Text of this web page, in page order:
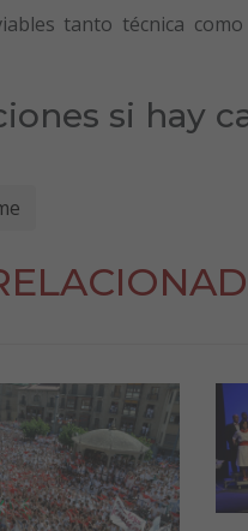
tanto técnica
si hay